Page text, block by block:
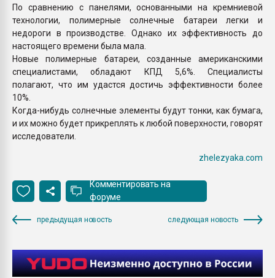
По сравнению с панелями, основанными на кремниевой
технологии, полимерные солнечные батареи легки и
недороги в производстве. Однако их эффективность до
настоящего времени была мала.
Новые полимерные батареи, созданные американскими
специалистами, обладают КПД 5,6%. Специалисты
полагают, что им удастся достичь эффективности более
10%.
Когда-нибудь солнечные элементы будут тонки, как бумага,
и их можно будет прикреплять к любой поверхности, говорят
исследователи.
zhelezyaka.com
Комментировать на
форуме
предыдущая новость следующая новость